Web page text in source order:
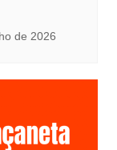
de 2026